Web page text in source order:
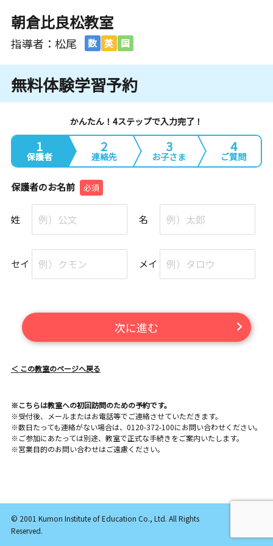
朝倉比良松教室
指導者：松尾 数 英 国
無料体験学習予約
かんたん！4ステップで入力完了！
1
保護者
2
連絡先
3
お子さま
4
ご質問
保護者のお名前 必須
姓 名
セイ メイ
次に進む
＜ この教室のページへ戻る
※こちらは教室への初回訪問のための予約です。
※受付後、メールまたはお電話等でご連絡させていただきます。
※数日たっても連絡がない場合は、0120-372-100にお問い合わせください。
※ご参加にあたっては別途、教室で正式な手続きをご案内いたします。
※営業目的のお問い合わせはご遠慮ください。
© 2001 Kumon Institute of Education Co., Ltd. All Rights
Reserved.